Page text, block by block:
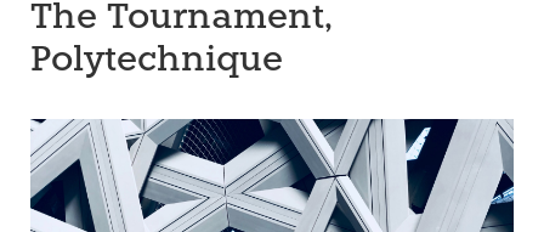
The Tournament,
Polytechnique